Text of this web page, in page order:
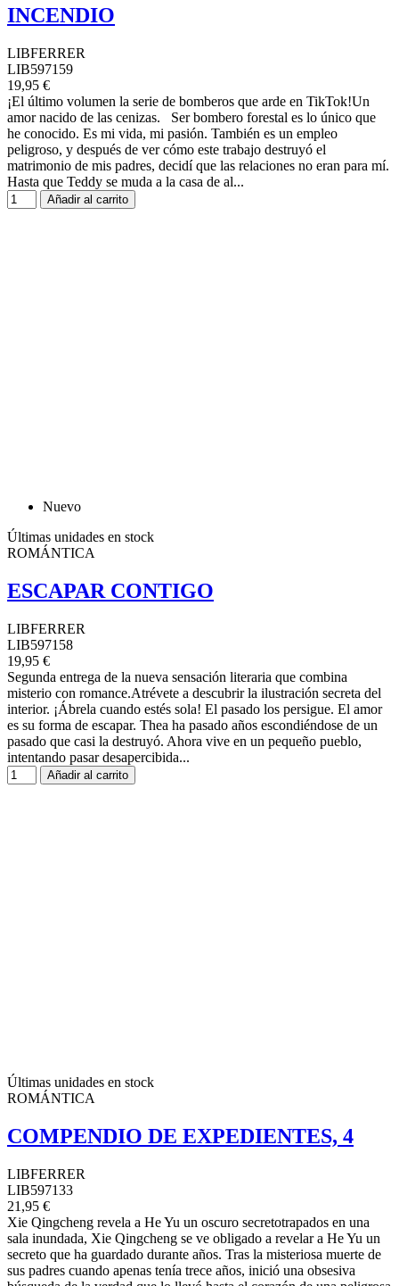
INCENDIO
LIBFERRER
LIB597159
19,95 €
¡El último volumen la serie de bomberos que arde en TikTok!Un
amor nacido de las cenizas. Ser bombero forestal es lo único que
he conocido. Es mi vida, mi pasión. También es un empleo
peligroso, y después de ver cómo este trabajo destruyó el
matrimonio de mis padres, decidí que las relaciones no eran para mí.
Hasta que Teddy se muda a la casa de al...
Añadir al carrito
Nuevo
Últimas unidades en stock
ROMÁNTICA
ESCAPAR CONTIGO
LIBFERRER
LIB597158
19,95 €
Segunda entrega de la nueva sensación literaria que combina
misterio con romance.Atrévete a descubrir la ilustración secreta del
interior. ¡Ábrela cuando estés sola! El pasado los persigue. El amor
es su forma de escapar. Thea ha pasado años escondiéndose de un
pasado que casi la destruyó. Ahora vive en un pequeño pueblo,
intentando pasar desapercibida...
Añadir al carrito
Últimas unidades en stock
ROMÁNTICA
COMPENDIO DE EXPEDIENTES, 4
LIBFERRER
LIB597133
21,95 €
Xie Qingcheng revela a He Yu un oscuro secretotrapados en una
sala inundada, Xie Qingcheng se ve obligado a revelar a He Yu un
secreto que ha guardado durante años. Tras la misteriosa muerte de
sus padres cuando apenas tenía trece años, inició una obsesiva